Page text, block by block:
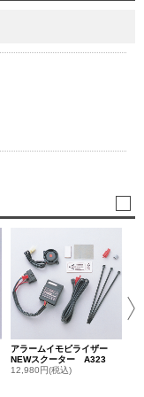
アラームイモビライザー
NEWスクーター A323
12,980円(税込)